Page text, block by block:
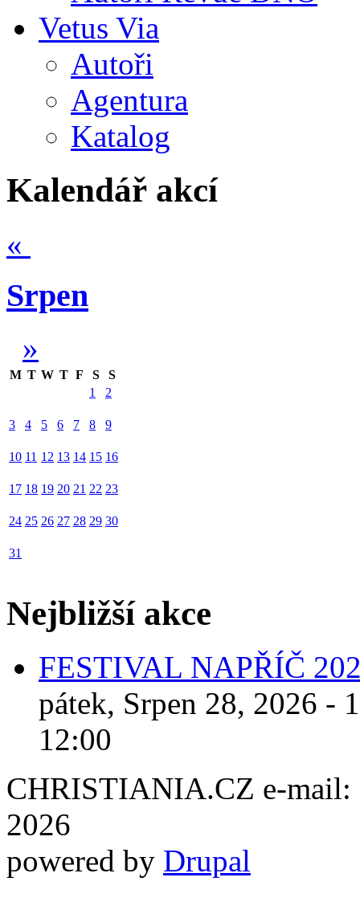
Vetus Via
Autoři
Agentura
Katalog
Kalendář akcí
«
Srpen
»
M T W T F S
S
1
2
3 4 5 6 7 8 9
10 11 12 13 14 15 16
17 18 19 20 21 22 23
24 25 26 27 28 29 30
31
Nejbližší akce
FESTIVAL NAPŘÍČ
pátek, Srpen 28, 2026 -
12:00
CHRISTIANIA.CZ e-mail:
2026
powered by Drupal